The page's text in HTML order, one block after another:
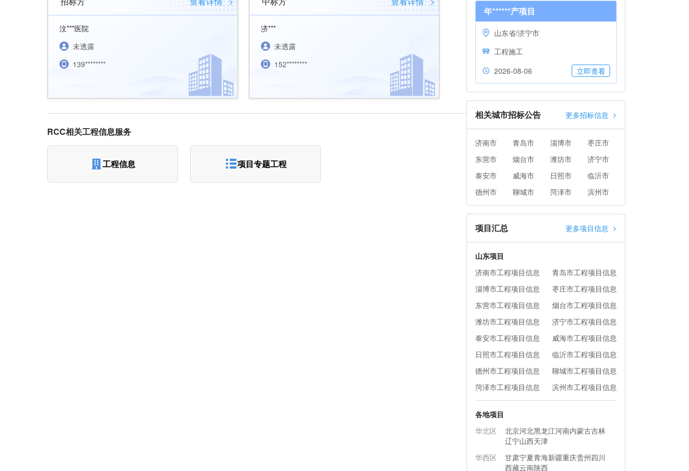
汶***医院
未透露
139********
济***
未透露
152********
RCC相关工程信息服务
工程信息 项目专题工程
年******产项目
山东省/济宁市
工程施工
2026-08-06
立即查看
相关城市招标公告 更多招标信息 >
济南市 青岛市 淄博市
枣庄市
东营市
烟台市 潍坊市
济宁市
泰安市
威海市 日照市
临沂市
德州市
聊城市 菏泽市 滨州市
项目汇总 更多项目信息 >
山东项目
济南市工程项目信息
青岛市工程项目信息
淄博市工程项目信息
枣庄市工程项目信息
东营市工程项目信息
烟台市工程项目信息
潍坊市工程项目信息
济宁市工程项目信息
泰安市工程项目信息
威海市工程项目信息
日照市工程项目信息
临沂市工程项目信息
德州市工程项目信息
聊城市工程项目信息
菏泽市工程项目信息
滨州市工程项目信息
各地项目
华北区
北京河北黑龙江河南内蒙古吉林
辽宁山西天津
华西区
甘肃宁夏青海新疆重庆贵州四川
西藏云南陕西